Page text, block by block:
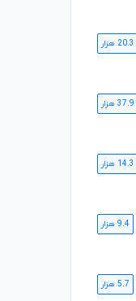
20.3 هزار
37.9 هزار
14.3 هزار
9.4 هزار
5.7 هزار